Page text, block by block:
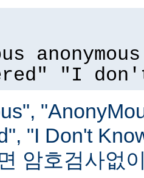
"I
"I Don't
암호검사없